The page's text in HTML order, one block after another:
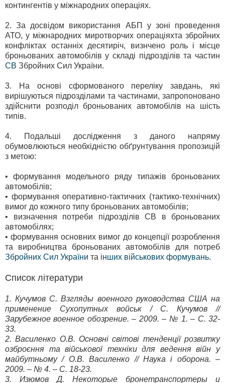
контингентів у міжнародних операціях.
2. За досвідом використання АБП у зоні проведення
АТО, у міжнародних миротворчих операціяхта збройних
конфліктах останніх десятиріч, визнчено роль і місце
броньованих автомобілів у складі підрозділів та частин
СВ Збройних Сил України.
3. На основі сформованого переліку завдань, які
вирішуються підрозділами та частинами, запропоновано
здійснити розподіл броньованих автомобілів на шість
типів.
4. Подальші дослідження з даного напряму
обумовлюються необхідністю обґрунтування пропозицій
з метою:
• формування модельного ряду типажів броньованих
автомобілів;
• формування оперативно-тактичних (тактико-технічних)
вимог до кожного типу броньованих автомобілів;
• визначення потреби підрозділів СВ в броньованих
автомобілях;
• формування основних вимог до концепції розроблення
та виробництва броньованих автомобілів для потреб
Збройних Сил України та інших військових формувань.
Список літератури
1. Кучумов С. Взгляды военного руководства США на
применение Сухопутных войськ / С. Кучумов //
Зарубежное военное обозрение. – 2009. – № 1. – С. 32-
33.
2. Василенко О.В. Основні світові тенденції розвитку
озброєння та військової техніки для ведення війн у
майбутньому / О.В. Василенко // Наука і оборона. –
2009. – № 4. – С. 18-23.
3. Изюмов Д. Некоторые бронетранспортеры и